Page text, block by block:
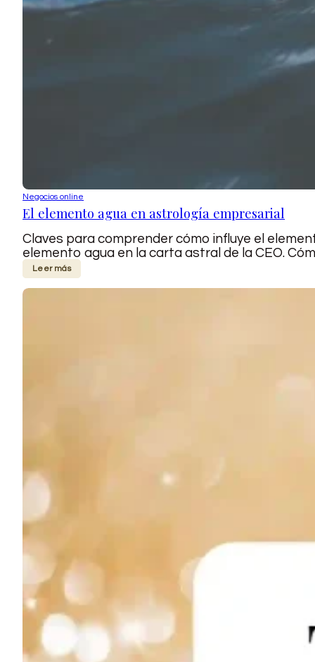
Negocios online
El elemento agua en astrología empresarial
Claves para comprender cómo influye el
elemento agua en la carta astral de la CEO.
Leer más